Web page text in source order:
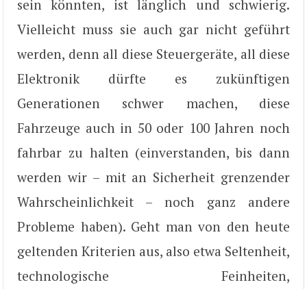
sein könnten, ist länglich und schwierig.
Vielleicht muss sie auch gar nicht geführt
werden, denn all diese Steuergeräte, all diese
Elektronik dürfte es zukünftigen
Generationen schwer machen, diese
Fahrzeuge auch in 50 oder 100 Jahren noch
fahrbar zu halten (einverstanden, bis dann
werden wir – mit an Sicherheit grenzender
Wahrscheinlichkeit – noch ganz andere
Probleme haben). Geht man von den heute
geltenden Kriterien aus, also etwa Seltenheit,
technologische Feinheiten,